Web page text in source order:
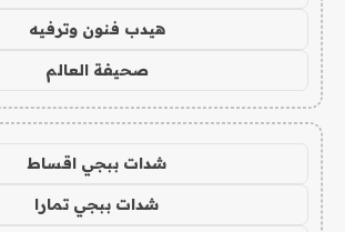
هيدب فنون وترفيه
صحيفة العالم
شدات ببجي اقساط
شدات ببجي تمارا